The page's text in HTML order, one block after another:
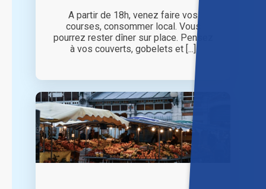
A partir de 18h, venez faire vos
courses, consommer local. Vous
pourrez rester dîner sur place. Pensez
à vos couverts, gobelets et [...]